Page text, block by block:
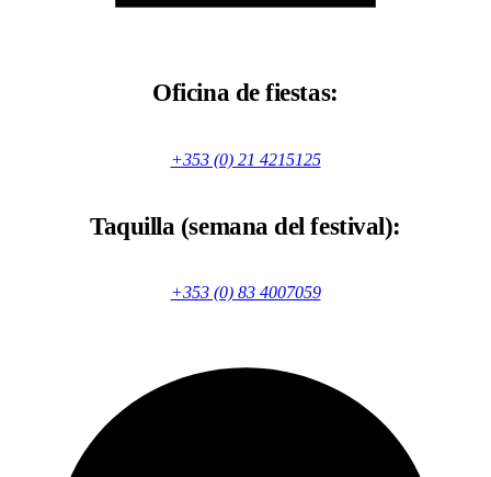
Oficina de fiestas:
+353 (0) 21 4215125
Taquilla (semana del festival):
+353 (0) 83 4007059